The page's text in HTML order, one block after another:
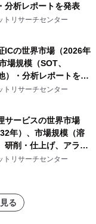
分析レポートを発表
トリサーチセンター
ICの世界市場（2026年
場規模（SOT、
）・分析レポートを発
トリサーチセンター
サービスの世界市場
年）、市場規模（溶
研削・仕上げ、アライ
）・分析レポートを発
トリサーチセンター
る